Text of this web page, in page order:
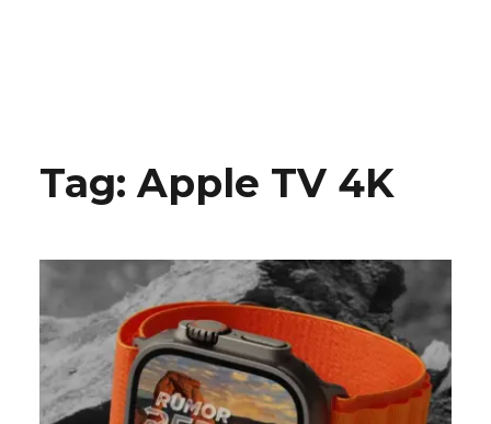
Tag:Apple TV 4K